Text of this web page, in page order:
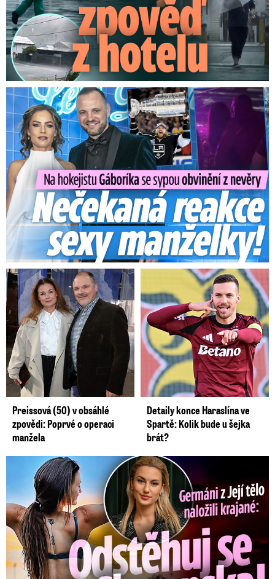
Na Gáboríka se sypou obvinění z nevěry: Reakce manželky!
Preissová (50) v obsáhlé
zpovědi: Poprvé o operaci
manžela
Detaily konce Haraslína ve
Spartě: Kolik bude u šejka
brát?
Germáni z Jejího těla: Odstěhuj se, vzkázali jí krajané